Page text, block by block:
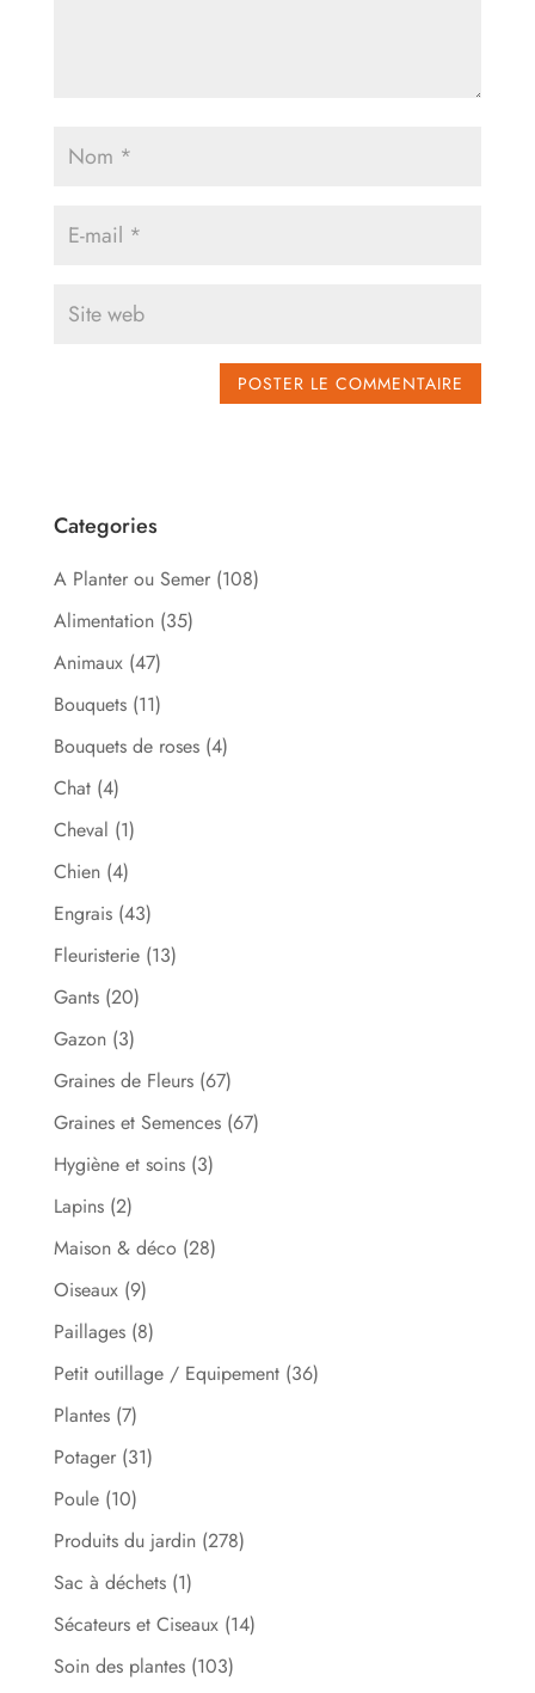
Categories
A Planter ou Semer (108)
Alimentation (35)
Animaux (47)
Bouquets (11)
Bouquets de roses (4)
Chat (4)
Cheval (1)
Chien (4)
Engrais (43)
Fleuristerie (13)
Gants (20)
Gazon (3)
Graines de Fleurs (67)
Graines et Semences (67)
Hygiène et soins (3)
Lapins (2)
Maison & déco (28)
Oiseaux (9)
Paillages (8)
Petit outillage / Equipement (36)
Plantes (7)
Potager (31)
Poule (10)
Produits du jardin (278)
Sac à déchets (1)
Sécateurs et Ciseaux (14)
Soin des plantes (103)